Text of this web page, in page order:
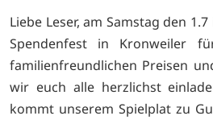
Liebe Leser, am Samstag den
Spendenfest in Kronweiler
familienfreundlichen Preisen
wir euch alle herzlichst
kommt unserem Spielplat zu